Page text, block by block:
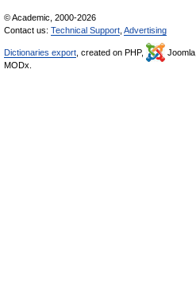
© Academic, 2000-2026
Contact us: Technical Support Advertising
Dictionaries export , created on PHP, Joomla,
MODx.